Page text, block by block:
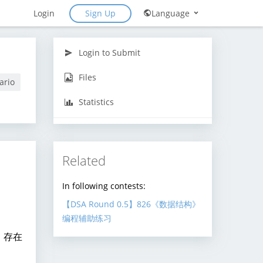
Login Sign Up Language
存在
Login to Submit
Files
Statistics
Related
In following contests:
【DSA Round 0.5】826《数据结构》
编程辅助练习